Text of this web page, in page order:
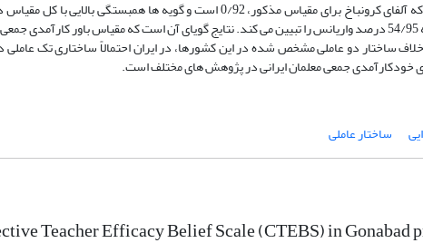
مورد بررسی قرار گرفت. یافته ها نشان داد که آلفای کرونباخ برای مقیاس مذکور، 0/
مؤلفه های اصلی، یک عامل را نمایان ساخت که 54/95 درصد واریانس را تبیین می کند. نتایج گویای آن است که
ساختار دو عاملی مشخص شده در این کشورها، در ایران احتمالاً ساختاری تک
خودکارآمدی جمعی معلمان ایرانی در پژوهش های مختلف است.
ساختار عاملی
Teacher Efficacy Belief Scale (CTEBS) in Gonabad